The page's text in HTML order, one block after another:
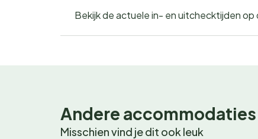
Bekijk de actuele in- en uitchecktijden op
Andere
Misschien vind je dit ook leuk